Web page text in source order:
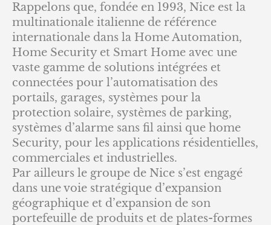
Rappelons que, fondée en 1993, Nice est la
multinationale italienne de référence
internationale dans la Home Automation,
Home Security et Smart Home avec une
vaste gamme de solutions intégrées et
connectées pour l’automatisation des
portails, garages, systèmes pour la
protection solaire, systèmes de parking,
systèmes d’alarme sans fil ainsi que home
Security, pour les applications résidentielles,
commerciales et industrielles.
Par ailleurs le groupe de Nice s’est engagé
dans une voie stratégique d’expansion
géographique et d’expansion de son
portefeuille de produits et de plates-formes